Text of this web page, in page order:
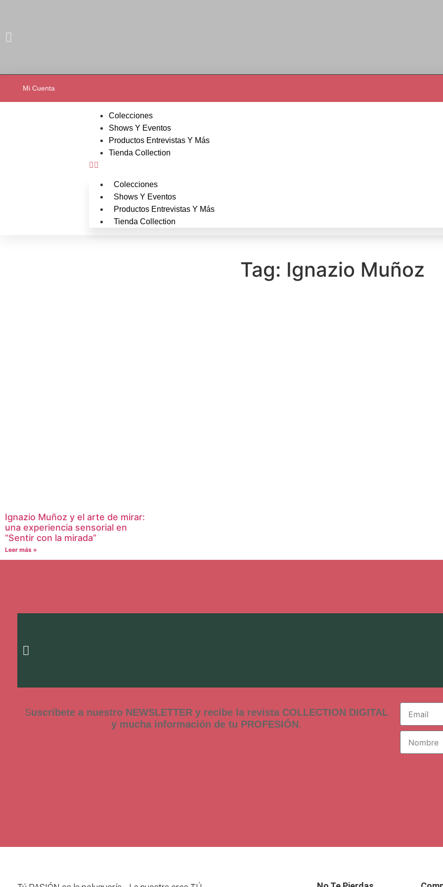
Mi Cuenta
Colecciones
Shows Y Eventos
Productos Entrevistas Y Más
Tienda Collection
Colecciones
Shows Y Eventos
Productos Entrevistas Y Más
Tienda Collection
Tag: Ignazio Muñoz
Ignazio Muñoz y el arte de mirar:
una experiencia sensorial en
“Sentir con la mirada”
Leer más »
Suscríbete a nuestro NEWSLETTER y recibe la revista COLLECTION DIGITAL
y mucha información de tu PROFESIÓN.